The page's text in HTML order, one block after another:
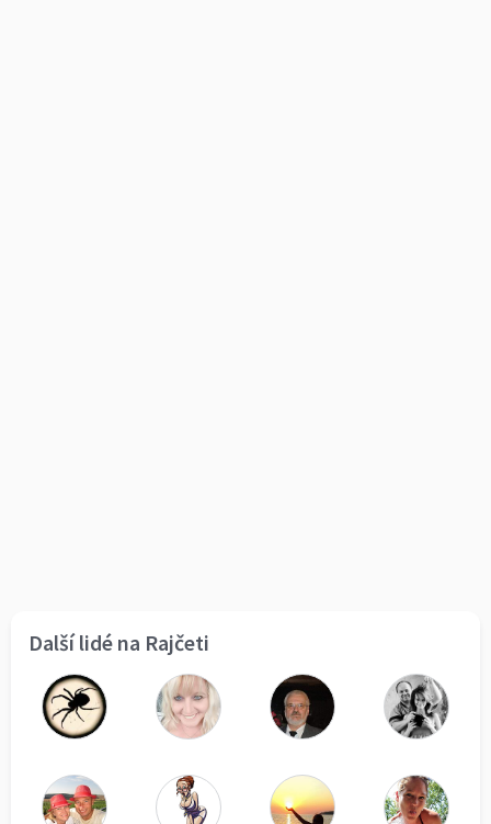
Další lidé na Rajčeti